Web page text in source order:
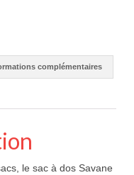
complémentaires
le sac à dos Savane